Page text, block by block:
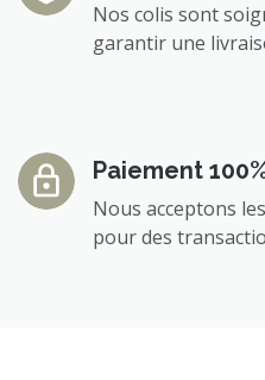
Nos colis sont
garantir une
Paiement
Nous acceptons
pour des